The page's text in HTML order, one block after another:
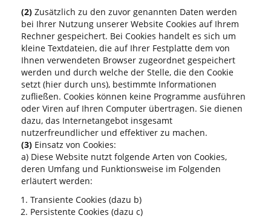
(2) Zusätzlich zu den zuvor genannten Daten werden
bei Ihrer Nutzung unserer Website Cookies auf Ihrem
Rechner gespeichert. Bei Cookies handelt es sich um
kleine Textdateien, die auf Ihrer Festplatte dem von
Ihnen verwendeten Browser zugeordnet gespeichert
werden und durch welche der Stelle, die den Cookie
setzt (hier durch uns), bestimmte Informationen
zufließen. Cookies können keine Programme ausführen
oder Viren auf Ihren Computer übertragen. Sie dienen
dazu, das Internetangebot insgesamt
nutzerfreundlicher und effektiver zu machen.
(3) Einsatz von Cookies:
a) Diese Website nutzt folgende Arten von Cookies,
deren Umfang und Funktionsweise im Folgenden
erläutert werden:
Transiente Cookies (dazu b)
Persistente Cookies (dazu c)